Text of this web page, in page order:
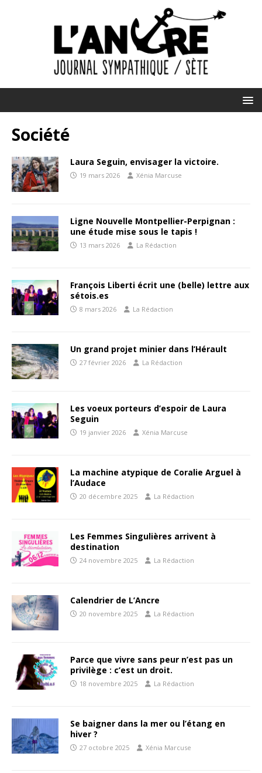
Société
Laura Seguin, envisager la victoire.
19 mars 2026 Xénia Marcuse
Ligne Nouvelle Montpellier-Perpignan :
une étude mise sous le tapis !
13 mars 2026 La Rédaction
François Liberti écrit une (belle) lettre aux
sétois.es
8 mars 2026 La Rédaction
Un grand projet minier dans l’Hérault
27 février 2026 La Rédaction
Les voeux porteurs d’espoir de Laura
Seguin
19 janvier 2026 Xénia Marcuse
La machine atypique de Coralie Arguel à
l’Audace
20 décembre 2025 La Rédaction
Les Femmes Singulières arrivent à
destination
24 novembre 2025 La Rédaction
Calendrier de L’Ancre
20 novembre 2025 La Rédaction
Parce que vivre sans peur n’est pas un
privilège : c’est un droit.
18 novembre 2025 La Rédaction
Se baigner dans la mer ou l’étang en
hiver ?
27 octobre 2025 Xénia Marcuse